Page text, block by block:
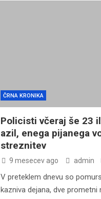
ČRNA KRONIKA
Policisti včeraj še 23
azil, enega pijanega
streznitev
9 mesecev ago admin
V preteklem dnevu so
kazniva dejana, dve